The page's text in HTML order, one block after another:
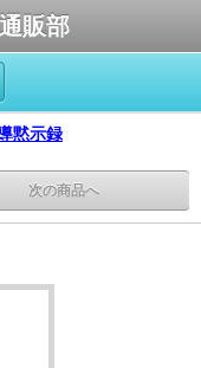
販部
黙示録
次の商品へ